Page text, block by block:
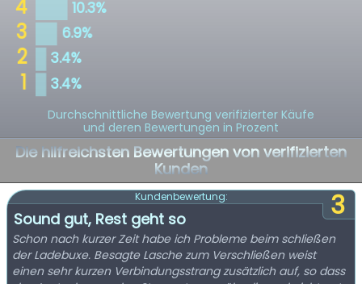
Durchschnittliche Bewertung verifizierter Käufe
und deren Bewertungen in Prozent
Die hilfreichsten Bewertungen von verifizierten
Kunden
3
Kundenbewertung:
Sound gut, Rest geht so
Schon nach kurzer Zeit habe ich Probleme beim schließen
der Ladebuxe. Besagte Lasche zum Verschließen weist
einen sehr kurzen Verbindungsstrang zusätzlich auf, so dass